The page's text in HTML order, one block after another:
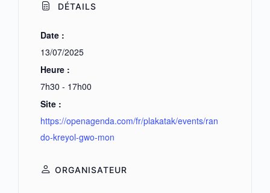
DÉTAILS
Date :
13/07/2025
Heure :
7h30 - 17h00
Site :
https://openagenda.com/fr/plakatak/events/ran
do-kreyol-gwo-mon
ORGANISATEUR